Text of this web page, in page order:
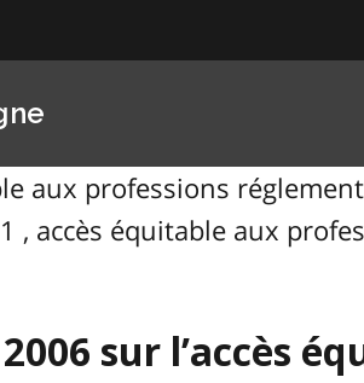
aux professions
, accès équitable aux
sur l’accès